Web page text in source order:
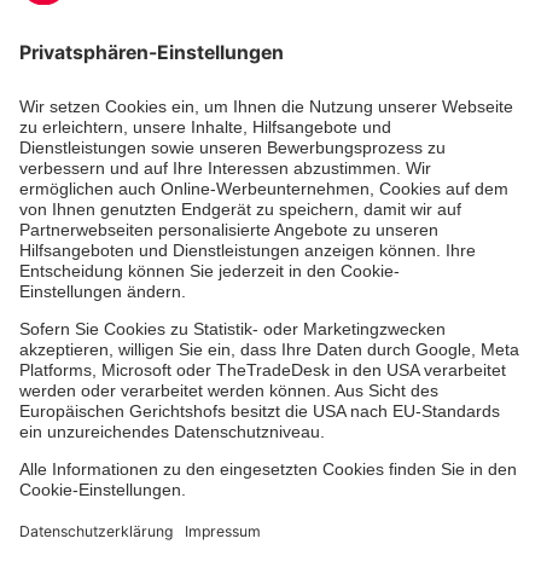
Aus- & Fortbildung
Erste-Hilfe-Kurse
Jobs & Ehrenamt
Freiwilligendienst
Spendenprojekte
Johanniter-Jugend
Einrichtungen